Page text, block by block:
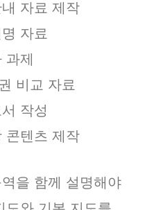
자료 제작
자료
제
비교 자료
작성
콘텐츠 제작
을 함께 설명해야